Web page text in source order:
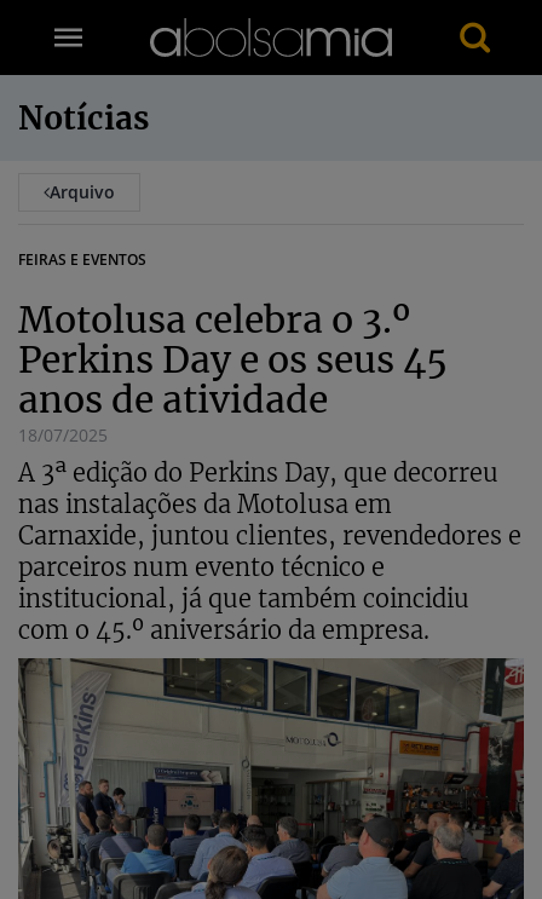
Notícias
Arquivo
FEIRAS E EVENTOS
Motolusa celebra o 3.º
Perkins Day e os seus 45
anos de atividade
18/07/2025
A 3ª edição do Perkins Day, que decorreu
nas instalações da Motolusa em
Carnaxide, juntou clientes, revendedores e
parceiros num evento técnico e
institucional, já que também coincidiu
com o 45.º aniversário da empresa.